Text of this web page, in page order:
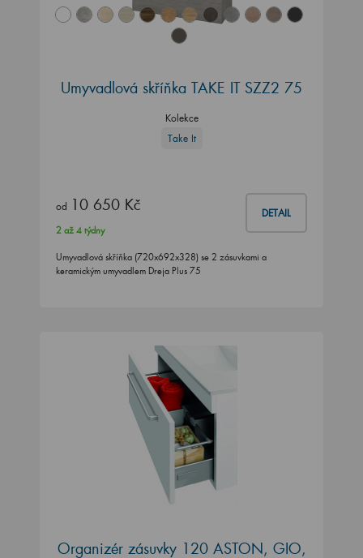
Umyvadlová skříňka TAKE IT SZZ2 75
Kolekce
Take It
od 10 650 Kč DETAIL
2 až 4 týdny
Umyvadlová skříňka (720x692x328) se 2 zásuvkami a
keramickým umyvadlem Dreja Plus 75
Organizér zásuvky 120 ASTON, GIO,